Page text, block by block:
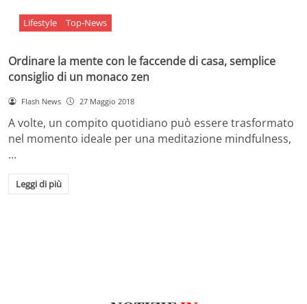
Lifestyle Top-News
Ordinare la mente con le faccende di casa, semplice
consiglio di un monaco zen
Flash News 27 Maggio 2018
A volte, un compito quotidiano può essere trasformato
nel momento ideale per una meditazione mindfulness,
…
Leggi di più